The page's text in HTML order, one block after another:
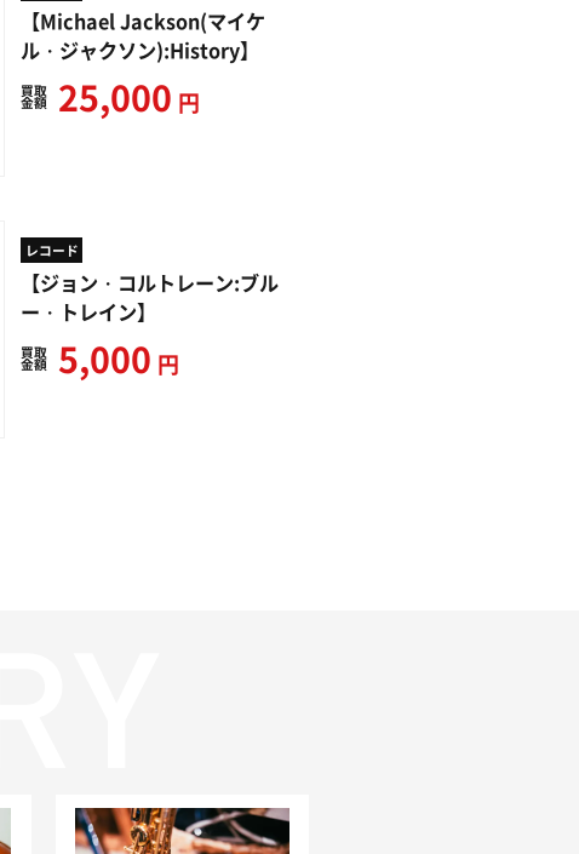
【Michael Jackson(マイケ
ル・ジャクソン):History】
買取
金額 25,000 円
レコード
【ジョン・コルトレーン:ブル
ー・トレイン】
買取
金額 5,000 円